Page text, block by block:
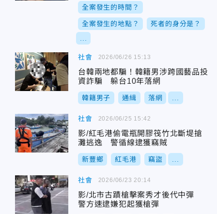
全案發生的時間？
全案發生的地點？ 死者的身分是？
社會
台韓兩地都騙！韓籍男涉跨國藝品投
資詐騙 躲台10年落網
韓籍男子 通緝 落網
2026/06/26 15:13
社會
影/紅毛港偷電瓶開膠筏竹北斷堤搶
灘逃逸 警循線逮獲竊賊
新豐鄉 紅毛港 竊盜
2026/06/25 15:42
社會
影/北市古蹟槍擊案秀才後代中彈
警方速逮嫌犯起獲槍彈
2026/06/23 20:14